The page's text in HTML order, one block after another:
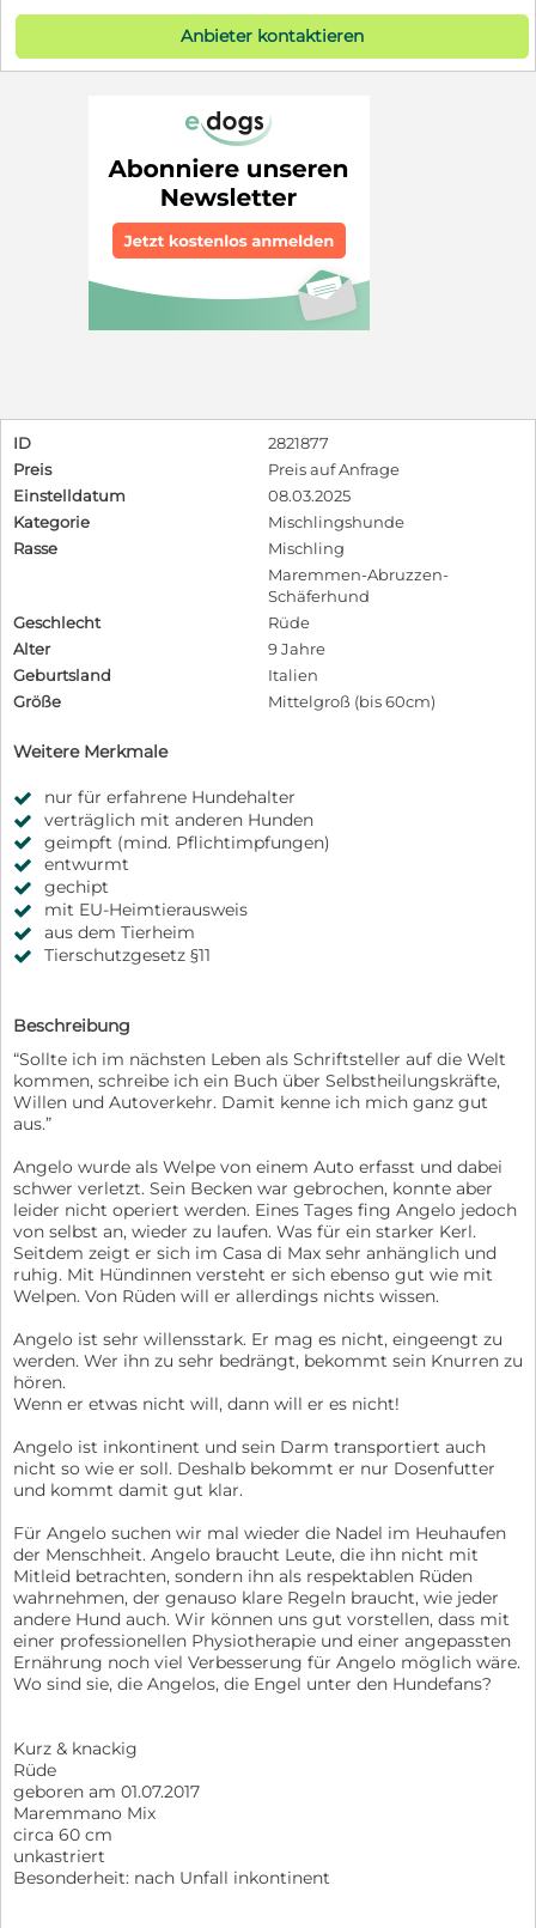
Anbieter kontaktieren
ID
2821877
Preis
Preis auf Anfrage
Einstelldatum
08.03.2025
Kategorie
Mischlingshunde
Rasse
Mischling
Maremmen-Abruzzen-
Schäferhund
Geschlecht
Rüde
Alter
9 Jahre
Geburtsland
Italien
Größe
Mittelgroß (bis 60cm)
Weitere Merkmale
nur für erfahrene Hundehalter
verträglich mit anderen Hunden
geimpft (mind. Pflichtimpfungen)
entwurmt
gechipt
mit EU-Heimtierausweis
aus dem Tierheim
Tierschutzgesetz §11
Beschreibung
“Sollte ich im nächsten Leben als Schriftsteller auf die Welt
kommen, schreibe ich ein Buch über Selbstheilungskräfte,
Willen und Autoverkehr. Damit kenne ich mich ganz gut
aus.”
Angelo wurde als Welpe von einem Auto erfasst und dabei
schwer verletzt. Sein Becken war gebrochen, konnte aber
leider nicht operiert werden. Eines Tages fing Angelo jedoch
von selbst an, wieder zu laufen. Was für ein starker Kerl.
Seitdem zeigt er sich im Casa di Max sehr anhänglich und
ruhig. Mit Hündinnen versteht er sich ebenso gut wie mit
Welpen. Von Rüden will er allerdings nichts wissen.
Angelo ist sehr willensstark. Er mag es nicht, eingeengt zu
werden. Wer ihn zu sehr bedrängt, bekommt sein Knurren zu
hören.
Wenn er etwas nicht will, dann will er es nicht!
Angelo ist inkontinent und sein Darm transportiert auch
nicht so wie er soll. Deshalb bekommt er nur Dosenfutter
und kommt damit gut klar.
Für Angelo suchen wir mal wieder die Nadel im Heuhaufen
der Menschheit. Angelo braucht Leute, die ihn nicht mit
Mitleid betrachten, sondern ihn als respektablen Rüden
wahrnehmen, der genauso klare Regeln braucht, wie jeder
andere Hund auch. Wir können uns gut vorstellen, dass mit
einer professionellen Physiotherapie und einer angepassten
Ernährung noch viel Verbesserung für Angelo möglich wäre.
Wo sind sie, die Angelos, die Engel unter den Hundefans?
Kurz & knackig
Rüde
geboren am 01.07.2017
Maremmano Mix
circa 60 cm
unkastriert
Besonderheit: nach Unfall inkontinent